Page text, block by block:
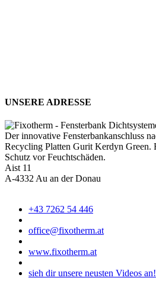
UNSERE ADRESSE
Aist 11
A-4332 Au an der Donau
+43 7262 54 446
office@fixotherm.at
www.fixotherm.at
sieh dir unsere neusten Videos an!